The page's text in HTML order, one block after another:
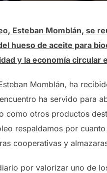
Esteban Momblán, se
hueso de aceite para
y la economía circular
Momblán, ha
ha servido para
como otros productos
respaldamos por
cooperativas y
por valorizar uno de